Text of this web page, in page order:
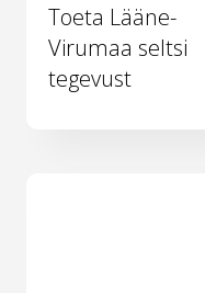
Toeta Lääne-
Virumaa seltsi
tegevust